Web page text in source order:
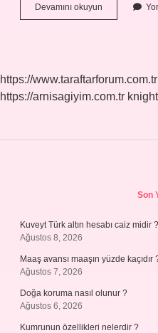
Devamını okuyun
Sokaklar
https://www.taraftarforum.com.tr
https://arnisagiyim.com.tr
Son
Kuveyt Türk altın hesabı caiz midir ?
Ağustos 8, 2026
Maaş avansı maaşın yüzde kaçıdır
Ağustos 7, 2026
Doğa koruma nasıl olunur ?
Ağustos 6, 2026
Kumrunun özellikleri nelerdir ?